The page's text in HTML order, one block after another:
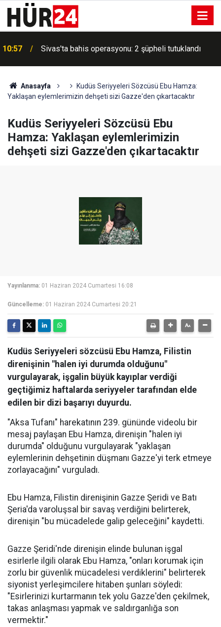
10:57 Sivas'ta bahis operasyonu: 2 şüpheli tutuklandı
Anasayfa
Kudüs Seriyyeleri Sözcüsü Ebu Hamza:
Yaklaşan eylemlerimizin dehşeti sizi Gazze'den çıkartacaktır
Kudüs Seriyyeleri Sözcüsü Ebu
Hamza: Yaklaşan eylemlerimizin
dehşeti sizi Gazze'den çıkartacaktır
Yayınlanma: 01 Haziran 2024 Cumartesi 16:08
Güncelleme: 01 Haziran 2024 Cumartesi 20:21
Kudüs Seriyyeleri sözcüsü Ebu Hamza, Filistin
direnişinin "halen iyi durumda olduğunu"
vurgulayarak, işgalin büyük kayıplar verdiği
geçtiğimiz haftalarda seriyyeler tarafından elde
edilen bir dizi başarıyı duyurdu.
"Aksa Tufanı" harekatının 239. gününde videolu bir
mesaj paylaşan Ebu Hamza, direnişin "halen iyi
durumda" olduğunu vurgulayarak "yaklaşan
eylemlerinin dehşetinin düşmanı Gazze'yi terk etmeye
zorlayacağını" vurguladı.
Ebu Hamza, Filistin direnişinin Gazze Şeridi ve Batı
Şeria'da varoluşsal bir savaş verdiğini belirterek,
direnişin "bu mücadelede galip geleceğini" kaydetti.
Gazze Şeridi'nde direnişin elinde bulunan işgal
esirlerle ilgili olarak Ebu Hamza, "onları korumak için
zorlu bir güvenlik mücadelesi verdiklerini" belirterek
siyonist yerleşimcilere hitaben şunları söyledi:
"Esirlerinizi kurtarmanın tek yolu Gazze'den çekilmek,
takas anlaşması yapmak ve saldırganlığa son
vermektir."